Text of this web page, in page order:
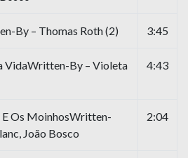
By – Thomas Roth (2) 3:45
VidaWritten-By – Violeta
4:43
Os MoinhosWritten-
João Bosco
2:04